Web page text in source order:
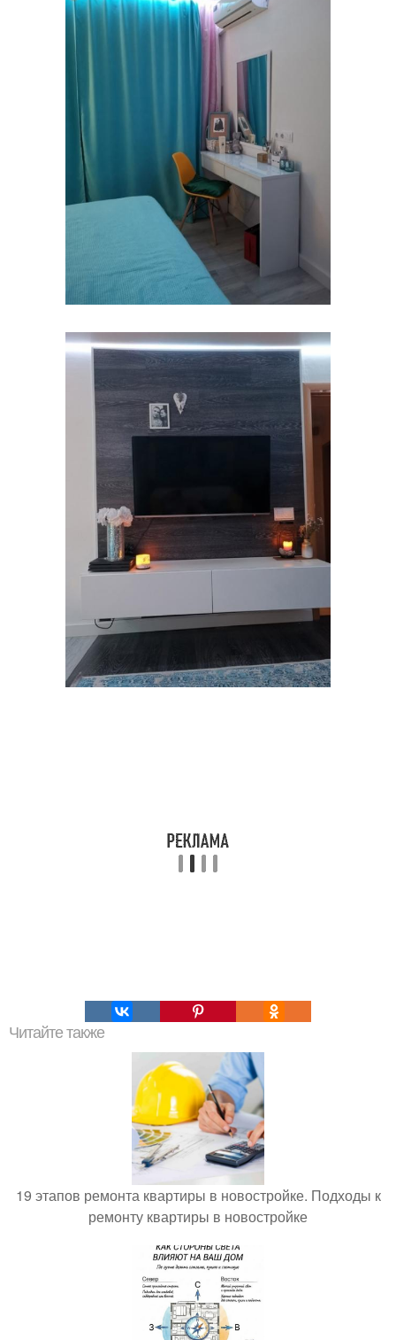
Читайте также
19 этапов ремонта квартиры в новостройке. Подходы к
ремонту квартиры в новостройке